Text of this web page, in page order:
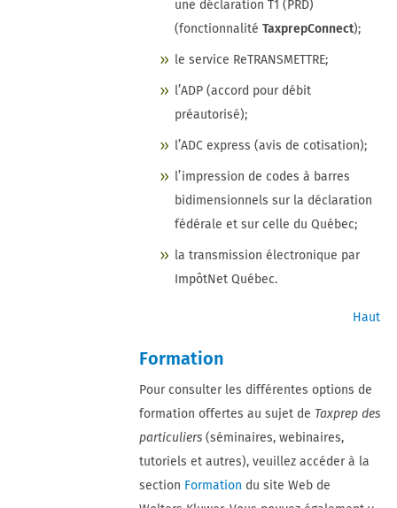
une déclaration T1 (PRD)
(fonctionnalitéTaxprepConnect);
le service ReTRANSMETTRE;
l’ADP (accord pour débit
préautorisé);
l’ADC express (avis de cotisation);
l’impression de codes à barres
bidimensionnels sur la déclaration
fédérale et sur celle du Québec;
la transmission électronique par
ImpôtNet Québec.
Haut
Formation
Pour consulter les différentes options de
formation offertes au sujet de Taxprep des
particuliers (séminaires, webinaires,
tutoriels et autres), veuillez accéder à la
section Formation du site Web de